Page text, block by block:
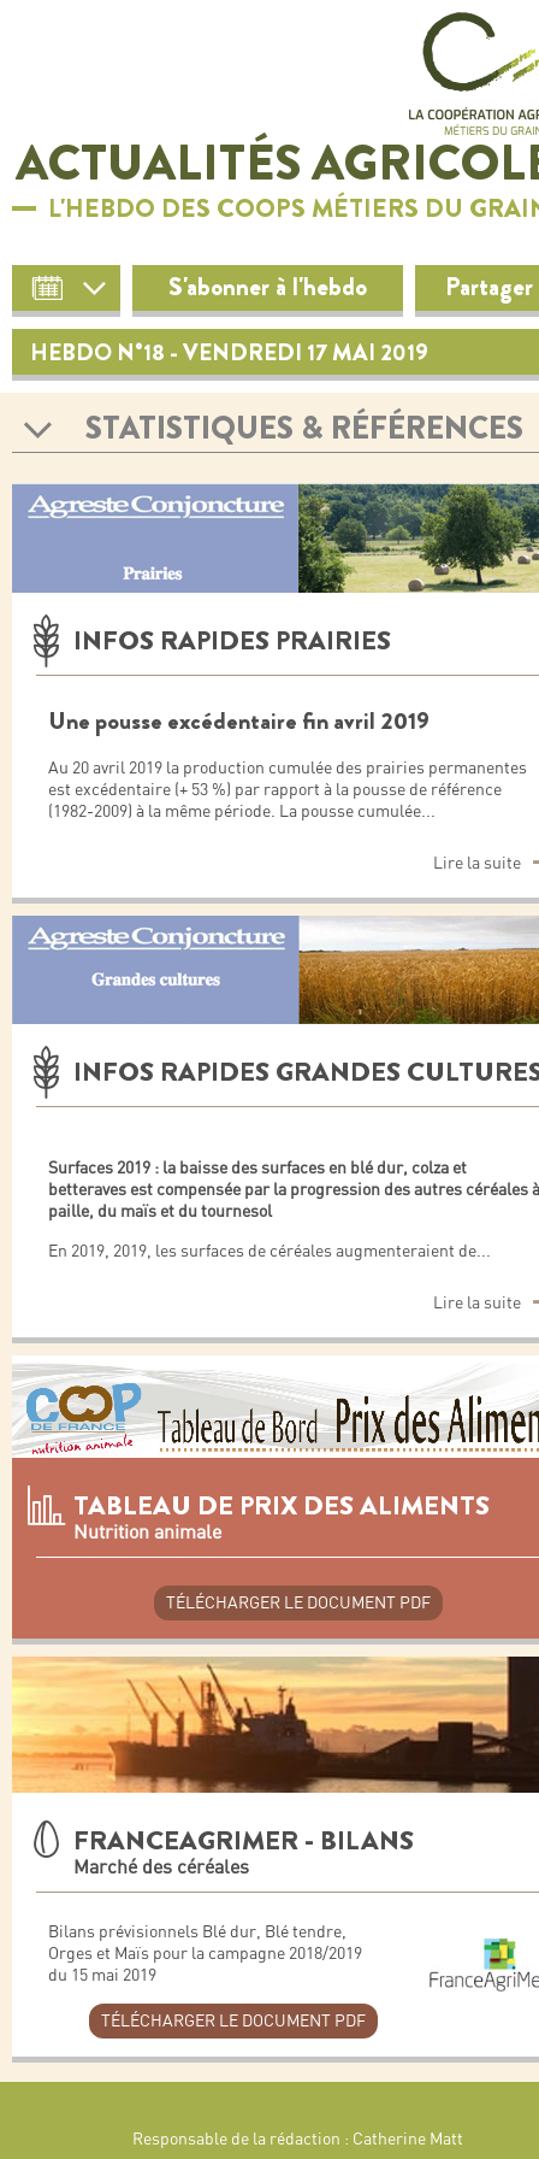
ACTUALITÉS
L'HEBDO DES COOPS MÉTIERS DU
S'abonner à l'hebdo Partager
HEBDO N°18 - VENDREDI 17 MAI 2019
STATISTIQUES & RÉFÉRENCES
INFOS RAPIDES PRAIRIES
Une pousse excédentaire fin avril 2019
Au 20 avril 2019 la production cumulée des prairies permanentes
est excédentaire (+ 53 %) par rapport à la pousse de référence
(1982-2009) à la même période. La pousse cumulée...
Lire la suite
INFOS RAPIDES GRANDES
Surfaces 2019 : la baisse des surfaces en blé dur, colza et
betteraves est compensée par la progression des autres céréales à
paille, du maïs et du tournesol
En 2019, 2019, les surfaces de céréales augmenteraient de...
Lire la suite
TABLEAU DE PRIX DES ALIMENTS
Nutrition animale
TÉLÉCHARGER LE DOCUMENT PDF
FRANCEAGRIMER - BILANS
Marché des céréales
Bilans prévisionnels Blé dur, Blé tendre,
Orges et Maïs pour la campagne 2018/2019
du 15 mai 2019
TÉLÉCHARGER LE DOCUMENT PDF
Responsable de la rédaction : Catherine Matt